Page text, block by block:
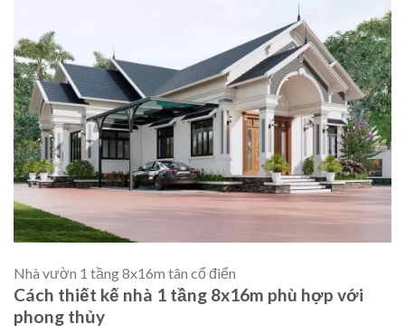
Nhà vườn 1 tầng 8x16m tân cổ điển
Cách thiết kế nhà 1 tầng 8x16m phù hợp với
phong thủy